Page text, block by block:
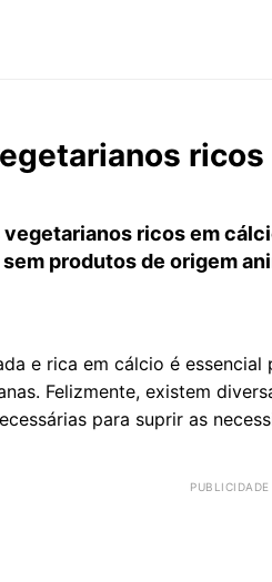
ricos em
produtos de origem
e rica em cálcio é
Felizmente, existem
para suprir as